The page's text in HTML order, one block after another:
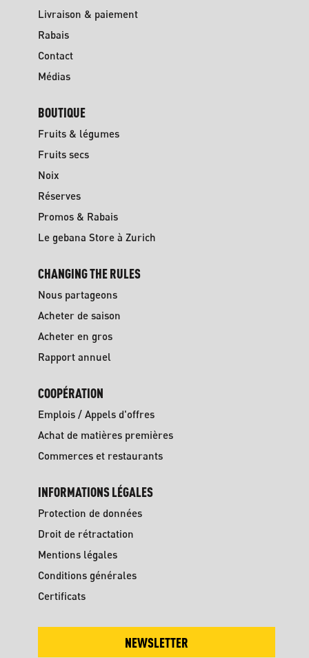
Livraison & paiement
Rabais
Contact
Médias
BOUTIQUE
Fruits & légumes
Fruits secs
Noix
Réserves
Promos & Rabais
Le gebana Store à Zurich
CHANGING THE RULES
Nous partageons
Acheter de saison
Acheter en gros
Rapport annuel
COOPÉRATION
Emplois / Appels d'offres
Achat de matières premières
Commerces et restaurants
INFORMATIONS LÉGALES
Protection de données
Droit de rétractation
Mentions légales
Conditions générales
Certificats
NEWSLETTER